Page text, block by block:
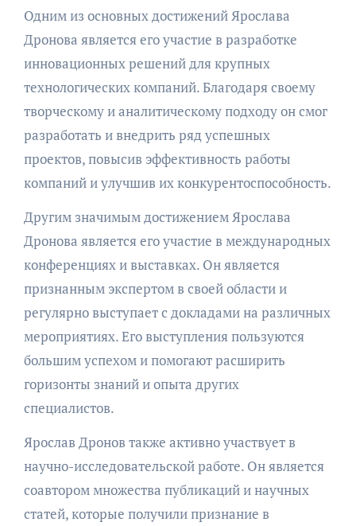
Одним из основных достижений Ярослава
Дронова является его участие в разработке
инновационных решений для крупных
технологических компаний. Благодаря своему
творческому и аналитическому подходу он смог
разработать и внедрить ряд успешных
проектов, повысив эффективность работы
компаний и улучшив их конкурентоспособность.
Другим значимым достижением Ярослава
Дронова является его участие в международных
конференциях и выставках. Он является
признанным экспертом в своей области и
регулярно выступает с докладами на различных
мероприятиях. Его выступления пользуются
большим успехом и помогают расширить
горизонты знаний и опыта других
специалистов.
Ярослав Дронов также активно участвует в
научно-исследовательской работе. Он является
соавтором множества публикаций и научных
статей, которые получили признание в